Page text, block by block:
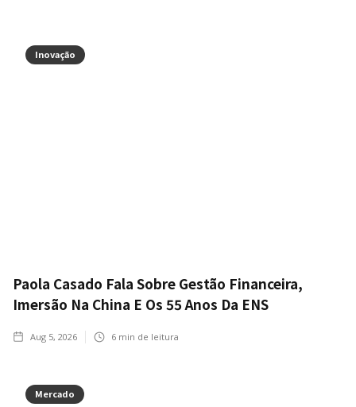
Inovação
Paola Casado Fala Sobre Gestão Financeira,
Imersão Na China E Os 55 Anos Da ENS
Aug 5, 2026 6 min de leitura
Mercado